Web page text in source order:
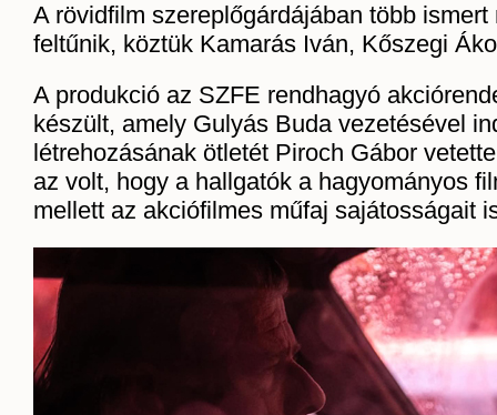
A rövidfilm szereplőgárdájában több
feltűnik, köztük Kamarás Iván, Kőszegi
A produkció az SZFE rendhagyó
készült, amely Gulyás Buda vezetésével
létrehozásának ötletét Piroch Gábor
az volt, hogy a hallgatók a hagyományos
mellett az akciófilmes műfaj sajátosságait